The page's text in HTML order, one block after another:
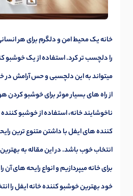
خانه یک محیط امن و دلگرم برای هر
را دلچسب تر کرد. استفاده از یک خوشبو
میتواند به این دلچسبی و حس آرامش در
از راه های بسیار موثر برای خوشبو کردن
ناخوشایند خانه، استفاده از خوشبو
کننده های ایفل با داشتن متنوع ترین
انتخاب خوب باشد. در این مقاله به
برای خانه میپردازیم و انواع رایحه های آن
خود بهترین خوشبو کننده خانه ایفل را